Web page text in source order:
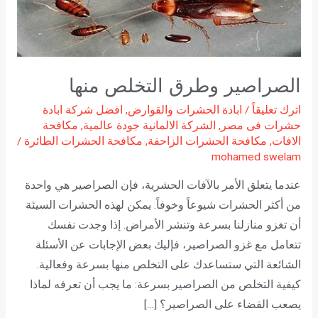
الصراصير وطرق التخلص منها
اترك تعليقاً / ابادة الحشرات والقوارض, افضل شركة ابادة
حشرات فى مصر , الشركة الالمانية جودة عالمية, مكافحة
الافات, مكافحة الحشرات الزاحفة, مكافحة الحشرات الطائرة /
mohamed swelam
عندما يتعلق الأمر بالآفات الحشرية، فإن الصراصير هي واحدة
من أكثر الحشرات شيوعاً وخوفاً. يمكن لهذه الحشرات السيئة
أن تغزو منازلنا بسرعة وتنشر الأمراض. إذا وجدت نفسك
تتعامل مع غزو الصراصير، فإليك بعض الإجابات عن الأسئلة
الشائعة التي ستساعدك على التخلص منها بسرعة وفعالية.
كيفية التخلص من الصراصير بسرعة: ما يجب أن تعرفه لماذا
يصعب القضاء على الصراصير؟ […]